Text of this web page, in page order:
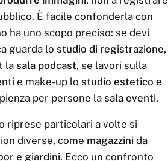
È facile confonderla con
ha uno scopo preciso: se devi
guarda lo studio di registrazione,
la sala podcast, se lavori sulla
e make-up lo studio estetico e
per persone la sala eventi.
riprese particolari a volte si
diverse, come magazzini da
e giardini. Ecco un confronto